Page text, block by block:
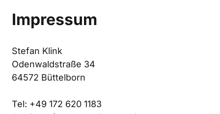
Impressum
Stefan Klink
Odenwaldstraße 34
64572 Büttelborn
Tel: +49 172 620 1183